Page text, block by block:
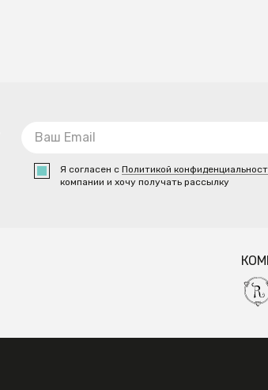
Я согласен с Политикой
компании и хочу получать рассылку